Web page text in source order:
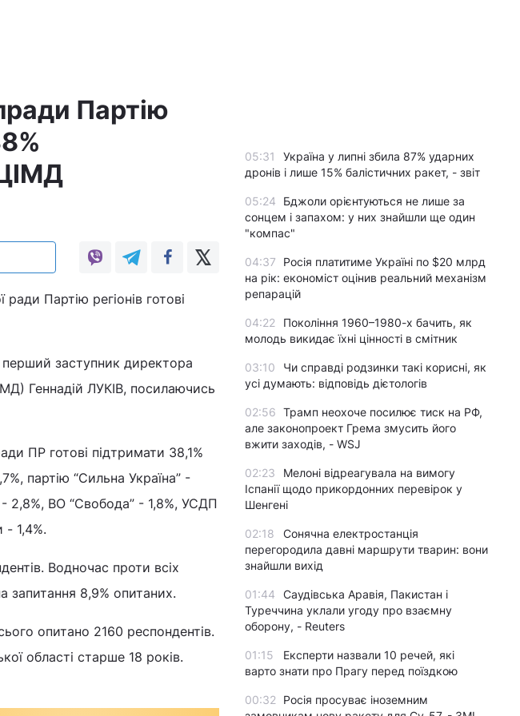
Партію
Партію регіонів готові
заступник директора
Геннадій ЛУКІВ, посилаючись
ПР готові підтримати 38,1%
партію “Сильна Україна” -
2,8%, ВО “Свобода” - 1,8%, УСДП
- 1,4%.
Водночас проти всіх
запитання 8,9% опитаних.
опитано 2160 респондентів.
області старше 18 років.
05:31
Україна у липні збила 87% ударних
дронів і лише 15% балістичних ракет, - звіт
05:24
Бджоли орієнтуються не лише за
сонцем і запахом: у них знайшли ще один
"компас"
04:37
Росія платитиме Україні по $20 млрд
на рік: економіст оцінив реальний механізм
репарацій
04:22
Покоління 1960–1980-х бачить, як
молодь викидає їхні цінності в смітник
03:10
Чи справді родзинки такі корисні, як
усі думають: відповідь дієтологів
02:56 Трамп неохоче посилює тиск на РФ,
але законопроект Грема змусить його
вжити заходів, - WSJ
02:23
Мелоні відреагувала на вимогу
Іспанії щодо прикордонних перевірок у
Шенгені
02:18
Сонячна електростанція
перегородила давні маршрути тварин: вони
знайшли вихід
01:44
Саудівська Аравія, Пакистан і
Туреччина уклали угоду про взаємну
оборону, - Reuters
01:15
Експерти назвали 10 речей, які
варто знати про Прагу перед поїздкою
00:32
Росія просуває іноземним